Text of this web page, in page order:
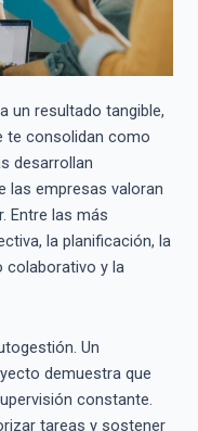
un resultado tangible,
te consolidan como
desarrollan
las empresas valoran
Entre las más
la planificación, la
colaborativo y la
Un
demuestra que
constante.
tareas y sostener